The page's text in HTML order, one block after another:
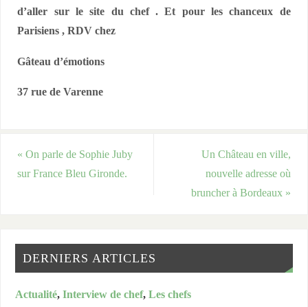
d’aller sur le site du chef . Et pour les chanceux de
Parisiens , RDV chez
Gâteau d’émotions
37 rue de Varenne
« On parle de Sophie Juby
sur France Bleu Gironde.
Un Château en ville,
nouvelle adresse où
bruncher à Bordeaux »
DERNIERS ARTICLES
Actualité,Interview de chef,Les chefs